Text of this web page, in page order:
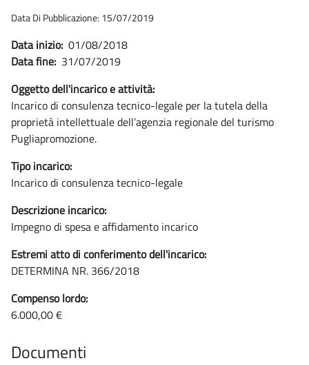
Data Di Pubblicazione: 15/07/2019
Data inizio: 01/08/2018
Data fine: 31/07/2019
Oggetto dell'incarico e attività:
Incarico di consulenza tecnico-legale per la tutela della
proprietà intellettuale dell’agenzia regionale del turismo
Pugliapromozione.
Tipo incarico:
Incarico di consulenza tecnico-legale
Descrizione incarico:
Impegno di spesa e affidamento incarico
Estremi atto di conferimento dell'incarico:
DETERMINA NR. 366/2018
Compenso lordo:
6.000,00 €
Documenti